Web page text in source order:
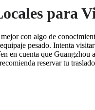
para
con algo de
pesado. Intenta
en cuenta que
reservar tu